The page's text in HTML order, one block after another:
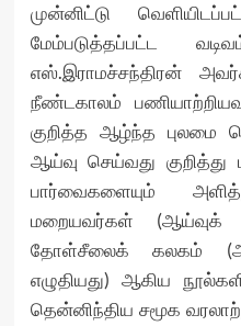
முன்னிட்டு
மேம்படுத்தப்பட்ட
எஸ்.இராமச்சந்திரன்
நீண்டகாலம்
குறித்த ஆழ்ந்த
ஆய்வு செய்வது
பார்வைகளையும்
மறையவர்கள் (ஆய்வுக்
தோள்சீலைக் கலகம்
எழுதியது) ஆகிய
தென்னிந்திய சமூக